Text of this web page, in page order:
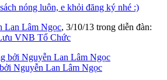
nóng luôn, e khỏi đăng ký nhé :)
Lan Lâm Ngọc, 3/10/13 trong diễn đàn:
VNB Tổ Chức
bởi Nguyễn Lan Lâm Ngọc
Nguyễn Lan Lâm Ngọc